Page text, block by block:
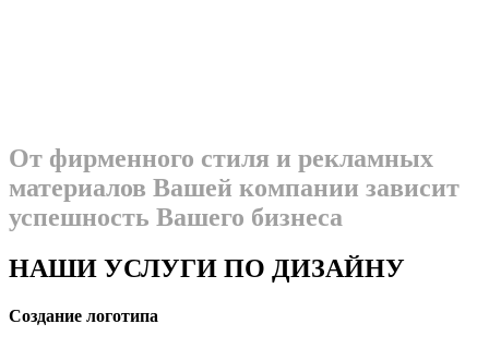
От фирменного стиля и рекламных
материалов Вашей компании зависит
успешность Вашего бизнеса
НАШИ УСЛУГИ ПО ДИЗАЙНУ
Создание логотипа